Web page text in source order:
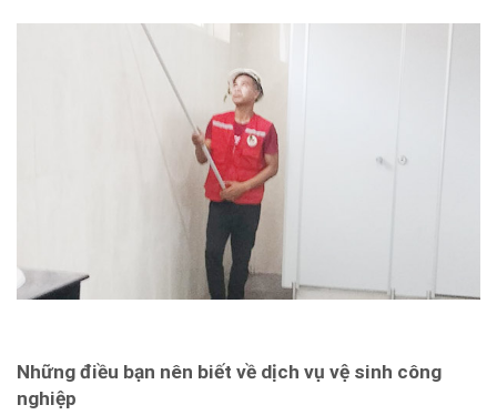
Những điều bạn nên biết về dịch vụ vệ sinh công
nghiệp